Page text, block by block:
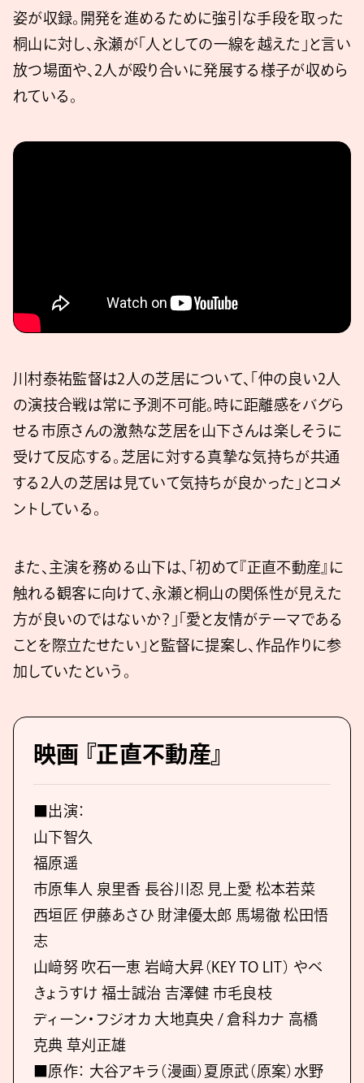
姿が収録。開発を進めるために強引な手段を取った
桐山に対し、永瀬が「人としての一線を越えた」と言い
放つ場面や、2人が殴り合いに発展する様子が収めら
れている。
川村泰祐監督は2人の芝居について、「仲の良い2人
の演技合戦は常に予測不可能。時に距離感をバグら
せる市原さんの激熱な芝居を山下さんは楽しそうに
受けて反応する。芝居に対する真摯な気持ちが共通
する2人の芝居は見ていて気持ちが良かった」とコメ
ントしている。
また、主演を務める山下は、「初めて『正直不動産』に
触れる観客に向けて、永瀬と桐山の関係性が見えた
方が良いのではないか？」「愛と友情がテーマである
ことを際立たせたい」と監督に提案し、作品作りに参
加していたという。
映画 『正直不動産』
■出演：
山下智久
福原遥
市原隼人 泉里香 長谷川忍 見上愛 松本若菜
西垣匠 伊藤あさひ 財津優太郎 馬場徹 松田悟
志
山﨑努 吹石一恵 岩﨑大昇（KEY TO LIT） やべ
きょうすけ 福士誠治 吉澤健 市毛良枝
ディーン・フジオカ 大地真央 / 倉科カナ 高橋
克典 草刈正雄
■原作： 大谷アキラ（漫画）夏原武（原案）水野